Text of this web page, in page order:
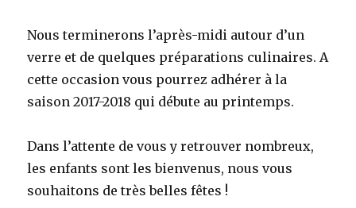
Nous terminerons l’après-midi autour d’un
verre et de quelques préparations culinaires. A
cette occasion vous pourrez adhérer à la
saison 2017-2018 qui débute au printemps.
Dans l’attente de vous y retrouver nombreux,
les enfants sont les bienvenus, nous vous
souhaitons de très belles fêtes !